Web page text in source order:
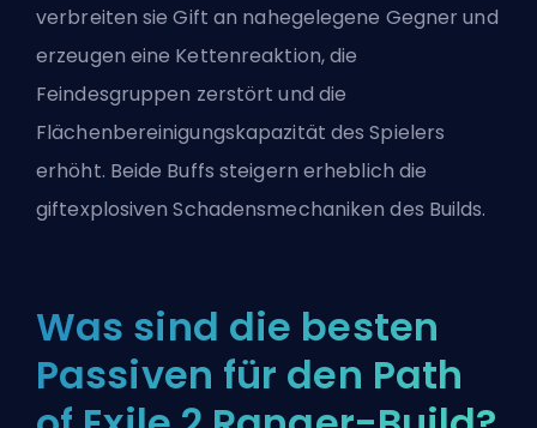
verbreiten sie Gift an nahegelegene Gegner und
erzeugen eine Kettenreaktion, die
Feindesgruppen zerstört und die
Flächenbereinigungskapazität des Spielers
erhöht. Beide Buffs steigern erheblich die
giftexplosiven Schadensmechaniken des Builds.
Was sind die besten
Passiven für den Path